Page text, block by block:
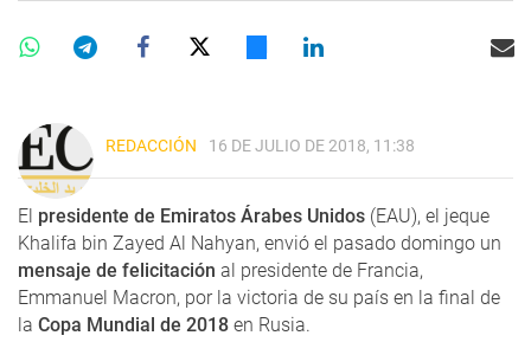
REDACCIÓN 16 DE JULIO DE 2018, 11:38
El presidente de Emiratos Árabes Unidos (EAU), el jeque
Khalifa bin Zayed Al Nahyan, envió el pasado domingo un
mensaje de felicitación al presidente de Francia,
Emmanuel Macron, por la victoria de su país en la final de
la Copa Mundial de 2018 en Rusia.